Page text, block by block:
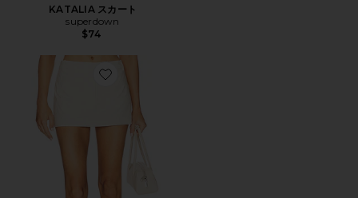
KATALIA スカート
superdown
$74
Favorite THIERRY スコート